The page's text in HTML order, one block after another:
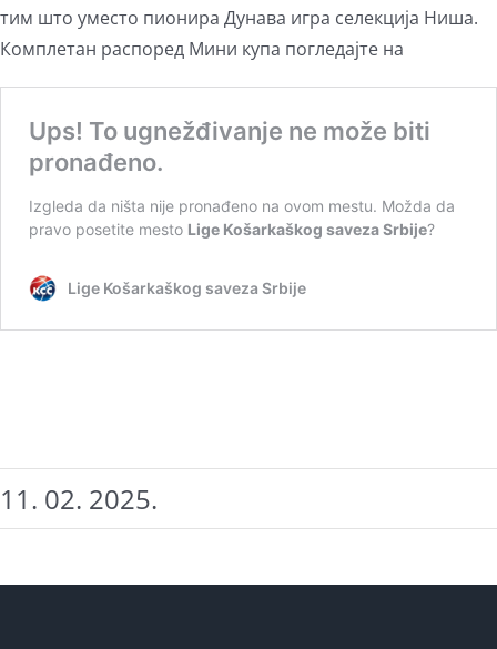
тим што уместо пионира Дунава игра селекција Ниша.
Комплетан распоред Мини купа погледајте на
11. 02. 2025.